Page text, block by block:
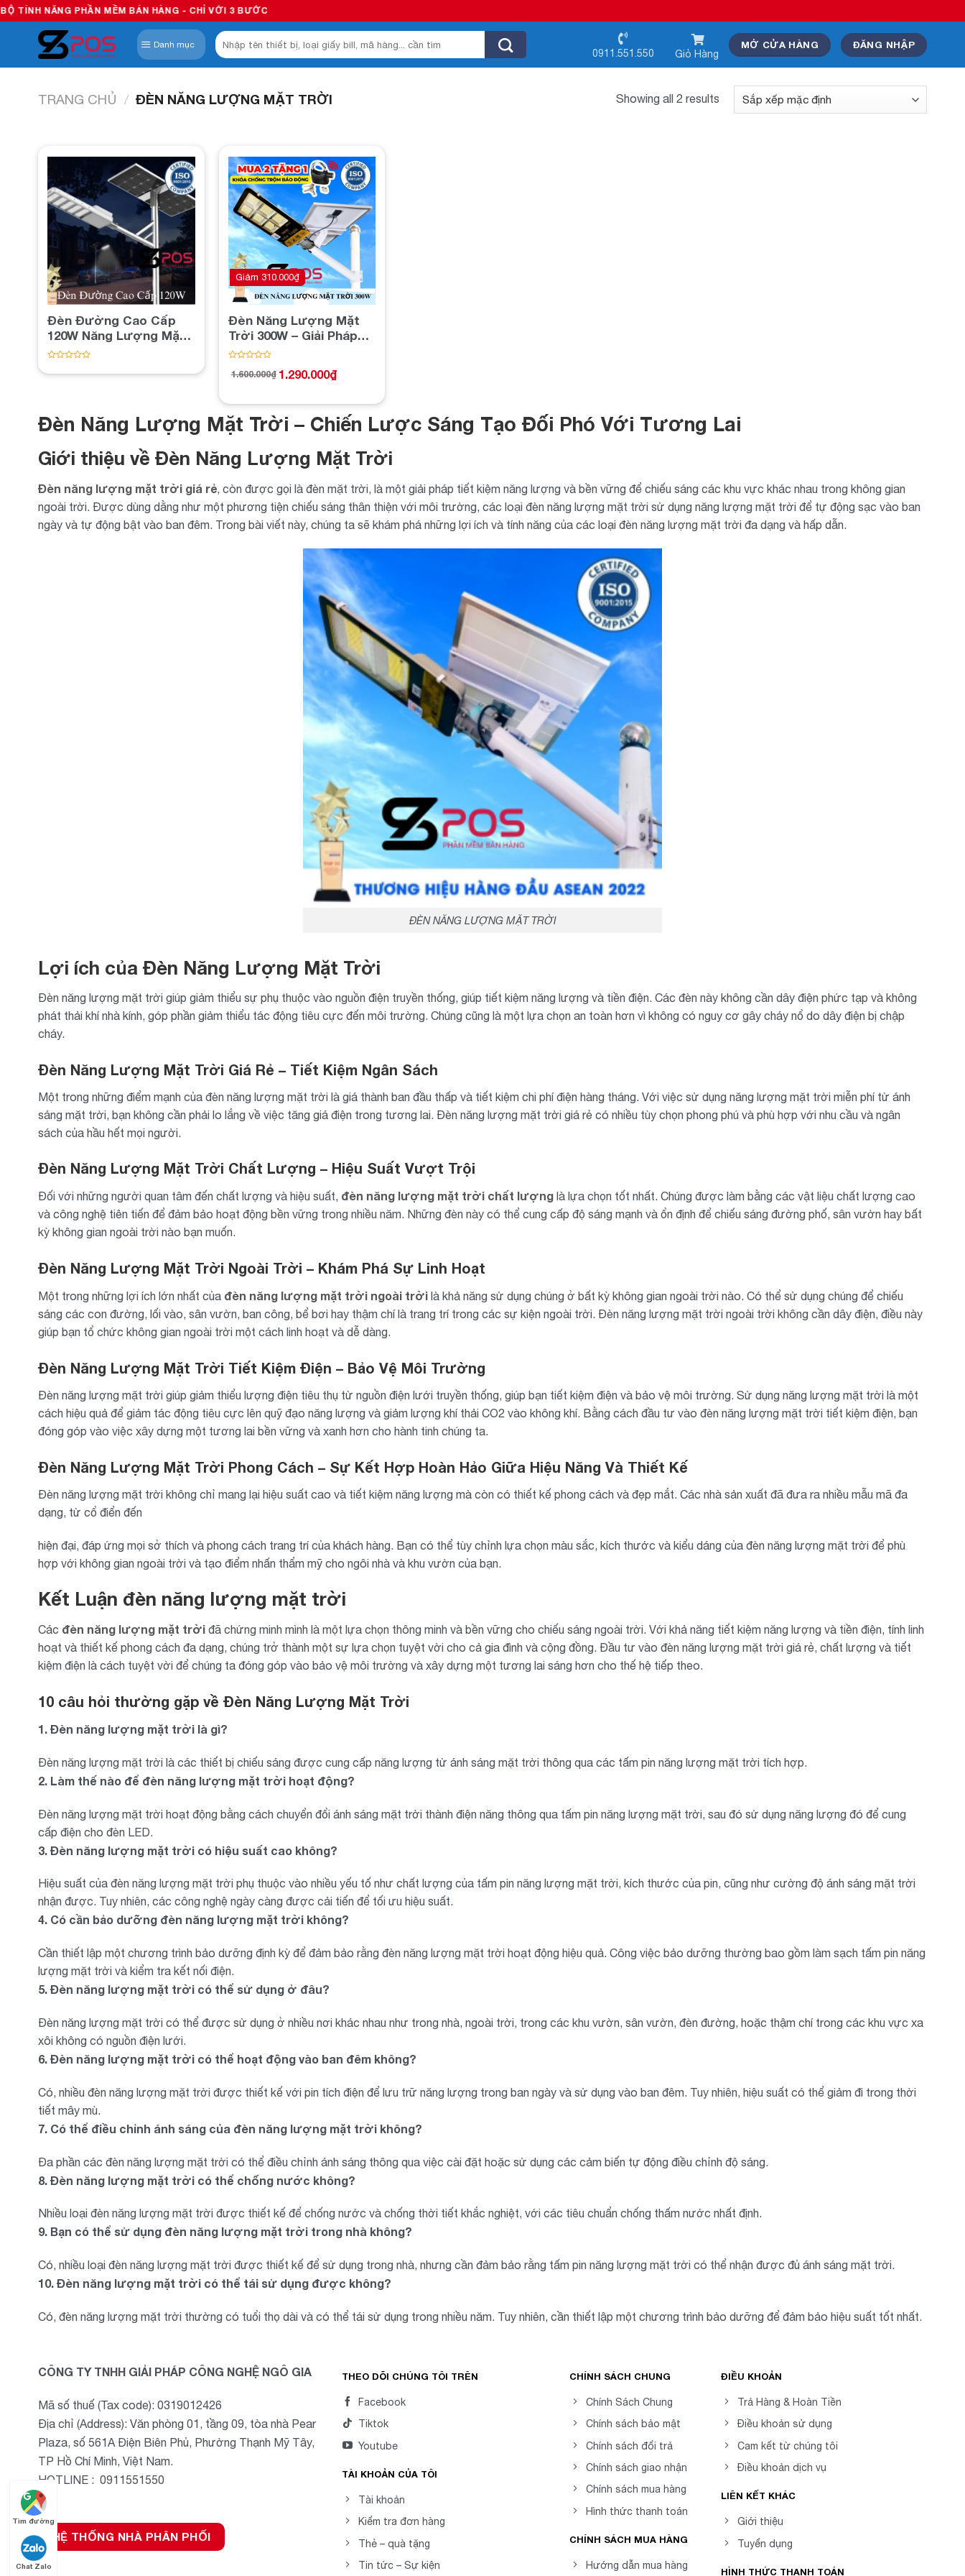
Skip
to
content
MỀM BÁN HÀNG - CHỈ VỚI 3 BƯỚC
Danh mục
Tìm
kiếm:
0911.551.550 Giỏ Hàng
MỞ CỬA HÀNG ĐĂNG NHẬP
TRANG CHỦ / ĐÈN NĂNG LƯỢNG MẶT TRỜI Showing all 2 results
Add to
wishlist
Đèn Đường Cao Cấp
120W Năng Lượng Mặt
Trời Chip LED Mỹ: Giải
xếp
Add to
wishlist
Đèn Năng Lượng Mặt
Trời 300W – Giải Pháp
Tiết Kiệm Và Bền Vững
xếp
5
1.600.000₫
Giá
1.600.000₫.
1.290.000₫
Giá
là:
1.290.000₫.
Giảm 310.000₫
Đèn Năng Lượng Mặt Trời – Chiến Lược Sáng Tạo Đối Phó Với Tương Lai
Giới thiệu về Đèn Năng Lượng Mặt Trời
Đèn năng lượng mặt trời giá rẻ, còn được gọi là đèn mặt trời, là một giải pháp tiết kiệm năng lượng và bền vững để chiếu sáng các khu vực khác nhau trong không gian
ngoài trời. Được dùng dằng như một phương tiện chiếu sáng thân thiện với môi trường, các loại đèn năng lượng mặt trời sử dụng năng lượng mặt trời để tự động sạc vào ban
ngày và tự động bật vào ban đêm. Trong bài viết này, chúng ta sẽ khám phá những lợi ích và tính năng của các loại đèn năng lượng mặt trời đa dạng và hấp dẫn.
ĐÈN NĂNG LƯỢNG MẶT TRỜI
Lợi ích của Đèn Năng Lượng Mặt Trời
Đèn năng lượng mặt trời giúp giảm thiểu sự phụ thuộc vào nguồn điện truyền thống, giúp tiết kiệm năng lượng và tiền điện. Các đèn này không cần dây điện phức tạp và không
phát thải khí nhà kính, góp phần giảm thiểu tác động tiêu cực đến môi trường. Chúng cũng là một lựa chọn an toàn hơn vì không có nguy cơ gây cháy nổ do dây điện bị chập
cháy.
Đèn Năng Lượng Mặt Trời Giá Rẻ – Tiết Kiệm Ngân Sách
Một trong những điểm mạnh của đèn năng lượng mặt trời là giá thành ban đầu thấp và tiết kiệm chi phí điện hàng tháng. Với việc sử dụng năng lượng mặt trời miễn phí từ ánh
sáng mặt trời, bạn không cần phải lo lắng về việc tăng giá điện trong tương lai. Đèn năng lượng mặt trời giá rẻ có nhiều tùy chọn phong phú và phù hợp với nhu cầu và ngân
sách của hầu hết mọi người.
Đèn Năng Lượng Mặt Trời Chất Lượng – Hiệu Suất Vượt Trội
Đối với những người quan tâm đến chất lượng và hiệu suất, đèn năng lượng mặt trời chất lượng là lựa chọn tốt nhất. Chúng được làm bằng các vật liệu chất lượng cao
và công nghệ tiên tiến để đảm bảo hoạt động bền vững trong nhiều năm. Những đèn này có thể cung cấp độ sáng mạnh và ổn định để chiếu sáng đường phố, sân vườn hay bất
kỳ không gian ngoài trời nào bạn muốn.
Đèn Năng Lượng Mặt Trời Ngoài Trời – Khám Phá Sự Linh Hoạt
Một trong những lợi ích lớn nhất của đèn năng lượng mặt trời ngoài trời là khả năng sử dụng chúng ở bất kỳ không gian ngoài trời nào. Có thể sử dụng chúng để chiếu
sáng các con đường, lối vào, sân vườn, ban công, bể bơi hay thậm chí là trang trí trong các sự kiện ngoài trời. Đèn năng lượng mặt trời ngoài trời không cần dây điện, điều này
giúp bạn tổ chức không gian ngoài trời một cách linh hoạt và dễ dàng.
Đèn Năng Lượng Mặt Trời Tiết Kiệm Điện – Bảo Vệ Môi Trường
Đèn năng lượng mặt trời giúp giảm thiểu lượng điện tiêu thụ từ nguồn điện lưới truyền thống, giúp bạn tiết kiệm điện và bảo vệ môi trường. Sử dụng năng lượng mặt trời là một
cách hiệu quả để giảm tác động tiêu cực lên quỹ đạo năng lượng và giảm lượng khí thải CO2 vào không khí. Bằng cách đầu tư vào đèn năng lượng mặt trời tiết kiệm điện, bạn
đóng góp vào việc xây dựng một tương lai bền vững và xanh hơn cho hành tinh chúng ta.
Đèn Năng Lượng Mặt Trời Phong Cách – Sự Kết Hợp Hoàn Hảo Giữa Hiệu Năng Và Thiết Kế
Đèn năng lượng mặt trời không chỉ mang lại hiệu suất cao và tiết kiệm năng lượng mà còn có thiết kế phong cách và đẹp mắt. Các nhà sản xuất đã đưa ra nhiều mẫu mã đa
dạng, từ cổ điển đến
hiện đại, đáp ứng mọi sở thích và phong cách trang trí của khách hàng. Bạn có thể tùy chỉnh lựa chọn màu sắc, kích thước và kiểu dáng của đèn năng lượng mặt trời để phù
hợp với không gian ngoài trời và tạo điểm nhấn thẩm mỹ cho ngôi nhà và khu vườn của bạn.
Kết Luận đèn năng lượng mặt trời
Các đèn năng lượng mặt trời đã chứng minh mình là một lựa chọn thông minh và bền vững cho chiếu sáng ngoài trời. Với khả năng tiết kiệm năng lượng và tiền điện, tính linh
hoạt và thiết kế phong cách đa dạng, chúng trở thành một sự lựa chọn tuyệt vời cho cả gia đình và cộng đồng. Đầu tư vào đèn năng lượng mặt trời giá rẻ, chất lượng và tiết
kiệm điện là cách tuyệt vời để chúng ta đóng góp vào bảo vệ môi trường và xây dựng một tương lai sáng hơn cho thế hệ tiếp theo.
10 câu hỏi thường gặp về Đèn Năng Lượng Mặt Trời
1. Đèn năng lượng mặt trời là gì?
Đèn năng lượng mặt trời là các thiết bị chiếu sáng được cung cấp năng lượng từ ánh sáng mặt trời thông qua các tấm pin năng lượng mặt trời tích hợp.
2. Làm thế nào để đèn năng lượng mặt trời hoạt động?
Đèn năng lượng mặt trời hoạt động bằng cách chuyển đổi ánh sáng mặt trời thành điện năng thông qua tấm pin năng lượng mặt trời, sau đó sử dụng năng lượng đó để cung
cấp điện cho đèn LED.
3. Đèn năng lượng mặt trời có hiệu suất cao không?
Hiệu suất của đèn năng lượng mặt trời phụ thuộc vào nhiều yếu tố như chất lượng của tấm pin năng lượng mặt trời, kích thước của pin, cũng như cường độ ánh sáng mặt trời
nhận được. Tuy nhiên, các công nghệ ngày càng được cải tiến để tối ưu hiệu suất.
4. Có cần bảo dưỡng đèn năng lượng mặt trời không?
Cần thiết lập một chương trình bảo dưỡng định kỳ để đảm bảo rằng đèn năng lượng mặt trời hoạt động hiệu quả. Công việc bảo dưỡng thường bao gồm làm sạch tấm pin năng
lượng mặt trời và kiểm tra kết nối điện.
5. Đèn năng lượng mặt trời có thể sử dụng ở đâu?
Đèn năng lượng mặt trời có thể được sử dụng ở nhiều nơi khác nhau như trong nhà, ngoài trời, trong các khu vườn, sân vườn, đèn đường, hoặc thậm chí trong các khu vực xa
xôi không có nguồn điện lưới.
6. Đèn năng lượng mặt trời có thể hoạt động vào ban đêm không?
Có, nhiều đèn năng lượng mặt trời được thiết kế với pin tích điện để lưu trữ năng lượng trong ban ngày và sử dụng vào ban đêm. Tuy nhiên, hiệu suất có thể giảm đi trong thời
tiết mây mù.
7. Có thể điều chỉnh ánh sáng của đèn năng lượng mặt trời không?
Đa phần các đèn năng lượng mặt trời có thể điều chỉnh ánh sáng thông qua việc cài đặt hoặc sử dụng các cảm biến tự động điều chỉnh độ sáng.
8. Đèn năng lượng mặt trời có thể chống nước không?
Nhiều loại đèn năng lượng mặt trời được thiết kế để chống nước và chống thời tiết khắc nghiệt, với các tiêu chuẩn chống thấm nước nhất định.
9. Bạn có thể sử dụng đèn năng lượng mặt trời trong nhà không?
Có, nhiều loại đèn năng lượng mặt trời được thiết kế để sử dụng trong nhà, nhưng cần đảm bảo rằng tấm pin năng lượng mặt trời có thể nhận được đủ ánh sáng mặt trời.
10. Đèn năng lượng mặt trời có thể tái sử dụng được không?
Có, đèn năng lượng mặt trời thường có tuổi thọ dài và có thể tái sử dụng trong nhiều năm. Tuy nhiên, cần thiết lập một chương trình bảo dưỡng để đảm bảo hiệu suất tốt nhất.
CÔNG TY TNHH GIẢI PHÁP CÔNG NGHỆ NGÔ GIA
Mã số thuế (Tax code): 0319012426
Địa chỉ (Address): Văn phòng 01, tầng 09, tòa nhà Pear
Plaza, số 561A Điện Biên Phủ, Phường Thạnh Mỹ Tây,
TP Hồ Chí Minh, Việt Nam.
HOTLINE : 0911551550
HỆ THỐNG NHÀ PHÂN PHỐI
THEO DÕI CHÚNG TÔI TRÊN
Facebook
Tiktok
Youtube
TÀI KHOẢN CỦA TÔI
Tài khoản
Kiểm tra đơn hàng
Thẻ – quà tặng
Tin tức – Sự kiện
CHÍNH SÁCH CHUNG
Chính Sách Chung
Chính sách bảo mật
Chính sách đổi trả
Chính sách giao nhận
Chính sách mua hàng
Hình thức thanh toán
CHÍNH SÁCH MUA HÀNG
Hướng dẫn mua hàng
ĐIỀU KHOẢN
Trả Hàng & Hoàn Tiền
Điều khoản sử dụng
Cam kết từ chúng tôi
Điều khoản dịch vụ
LIÊN KẾT KHÁC
Giới thiệu
Tuyển dụng
HÌNH THỨC THANH TOÁN
Tìm đường
Chat Zalo